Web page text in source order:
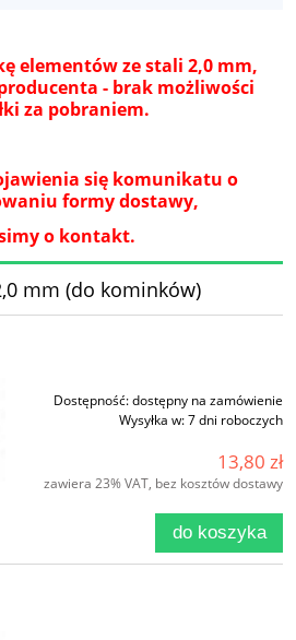
elementów ze stali 2,0 mm,
- brak możliwości
za pobraniem.
się komunikatu o
formy dostawy,
o kontakt.
mm (do kominków)
Dostępność:dostępny na zamówienie
Wysyłka w:7 dni roboczych
13,80 zł
zawiera 23% VAT, bez kosztów dostawy
do koszyka